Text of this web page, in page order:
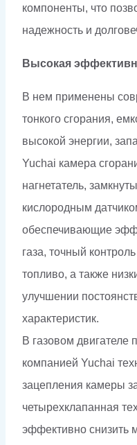
компоненты, что
надежность и
Высокая
В нем применены
тонкого сгорания,
высокой энергии,
Yuchai камера
нагнетатель,
кислородным
обеспечивающие
газа, точный
топливо, а также
улучшении
характеристик.
В газовом двигателе
компанией Yuchai
зацепления камеры
четырехклапанная
эффективно снизить